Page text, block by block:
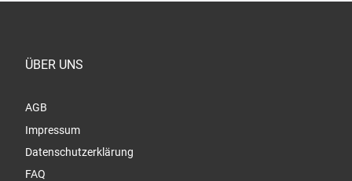
ÜBER UNS
AGB
Impressum
Datenschutzerklärung
FAQ